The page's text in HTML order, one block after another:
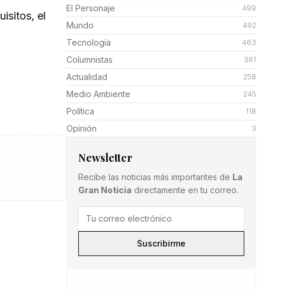
el
El Personaje 499
Mundo 492
Tecnología 463
Columnistas 361
Actualidad 258
Medio Ambiente 245
Política 118
Opinión 3
Newsletter
Recibe las noticias más importantes de La
Gran Noticia directamente en tu correo.
Suscribirme